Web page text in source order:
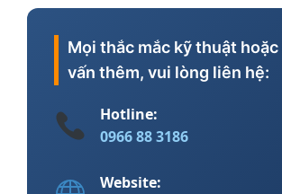
Mọi thắc mắc kỹ thuật
vấn thêm, vui lòng liên hệ:
Hotline:
0966 88 3186
Website: